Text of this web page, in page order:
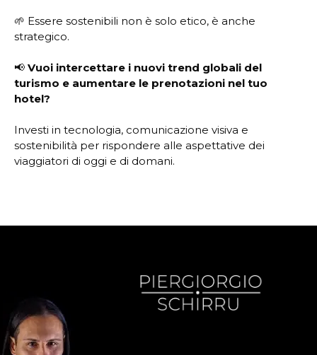
🌱 Essere sostenibili non è solo etico, è anche
strategico.
📢 Vuoi intercettare i nuovi trend globali del
turismo e aumentare le prenotazioni nel tuo
hotel?
Investi in tecnologia, comunicazione visiva e
sostenibilità per rispondere alle aspettative dei
viaggiatori di oggi e di domani.